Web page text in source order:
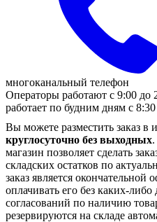
многоканальный телефон
Операторы работают с 9:00
работает по будним дням с
Вы можете разместить заказ в
круглосуточно без выходных
магазин позволяет сделать
складских остатков по
заказ является
оплачивать его без каких-
согласований по наличию
резервируются на складе